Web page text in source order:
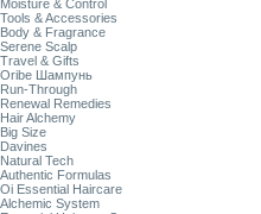
Moisture & Control
Tools & Accessories
Body & Fragrance
Serene Scalp
Travel & Gifts
Oribe Шампунь
Run-Through
Renewal Remedies
Hair Alchemy
Big Size
Davines
Natural Tech
Authentic Formulas
Oi Essential Haircare
Alchemic System